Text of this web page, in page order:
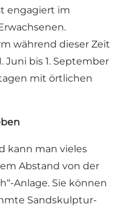
engagiert im
während dieser Zeit
Juni bis 1. September
mit örtlichen
kann man vieles
Abstand von der
Anlage. Sie können
Sandskulptur-